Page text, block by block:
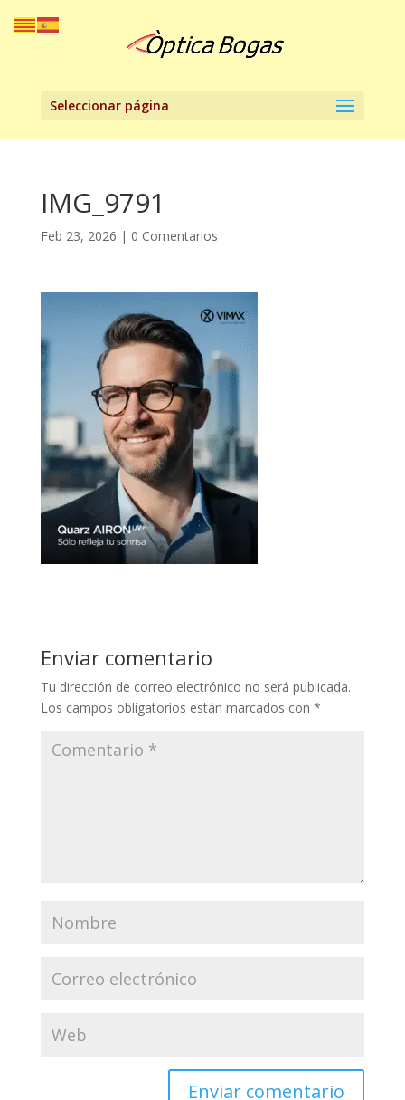
Seleccionar página
IMG_9791
Feb 23, 2026 | 0 Comentarios
Enviar comentario
Tu dirección de correo electrónico no será publicada.
Los campos obligatorios están marcados con *